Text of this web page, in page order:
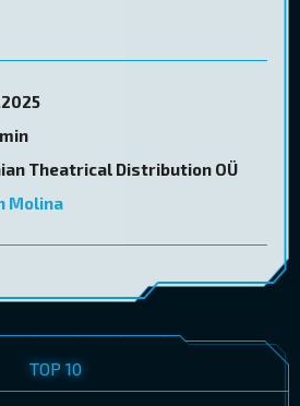
Theatrical Distribution OÜ
Molina
TOP 10